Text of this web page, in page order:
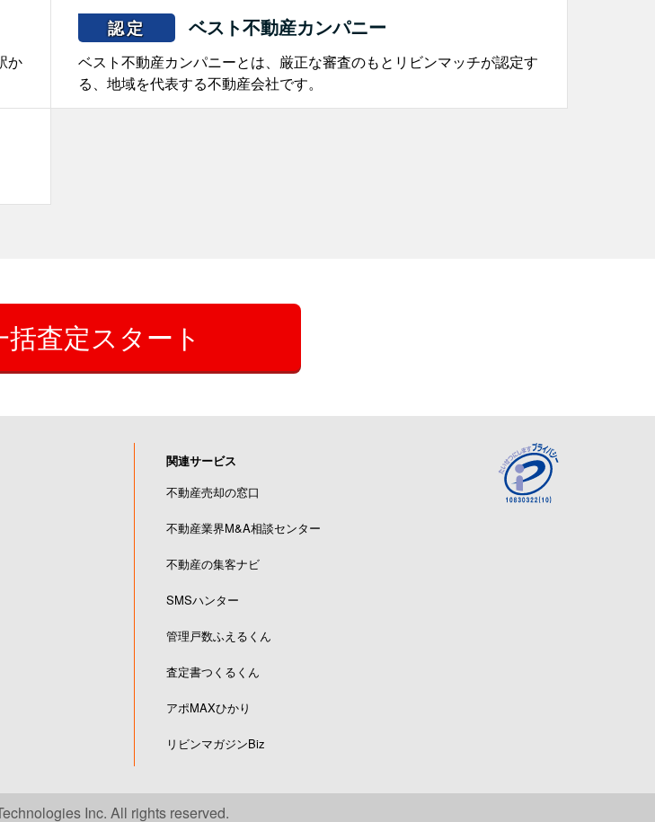
か
認定 ベスト不動産カンパニー
ベスト不動産カンパニーとは、厳正な審査のもとリビンマッチが認定す
る、地域を代表する不動産会社です。
査定スタート
関連サービス
不動産売却の窓口
不動産業界M&A相談センター
不動産の集客ナビ
SMSハンター
管理戸数ふえるくん
査定書つくるくん
アポMAXひかり
リビンマガジンBiz
Inc. All rights reserved.